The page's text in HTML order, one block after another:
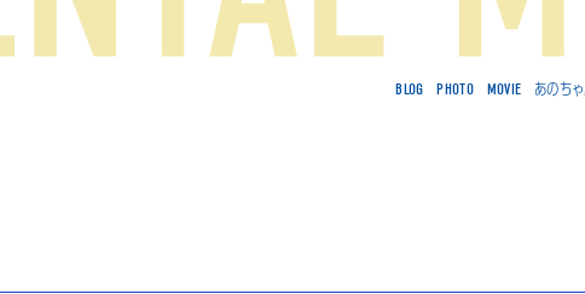
BLOG PHOTO MOVIE あのち